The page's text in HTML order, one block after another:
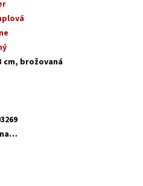
cm, brožovaná